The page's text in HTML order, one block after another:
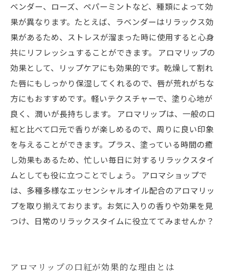
ベンダー、ローズ、ペパーミントなど、種類によって効
果が異なります。たとえば、ラベンダーはリラックス効
果があるため、ストレスが溜まった時に使用すると心身
共にリフレッシュすることができます。 アロマリップの
効果として、リップケアにも効果的です。乾燥して割れ
た唇にもしっかり保湿してくれるので、唇が荒れがちな
方にもおすすめです。軽いテクスチャーで、塗り心地が
良く、潤いが長持ちします。 アロマリップは、一般の口
紅と比べて口元で香りが楽しめるので、周りに良い印象
を与えることができます。プラス、塗っている時間の癒
し効果もあるため、忙しい毎日に対するリラックスタイ
ムとしても役に立つことでしょう。 アロマショップで
は、多種多様なエッセンシャルオイル配合のアロマリッ
プを取り揃えております。お気に入りの香りや効果を見
つけ、日常のリラックスタイムに役立ててみませんか？
アロマリップの口紅が効果的な理由とは